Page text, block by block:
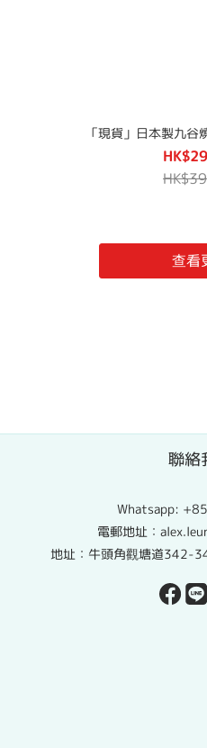
「現貨」日本製九
查看
聯絡
Whatsapp:
電郵地址：
地址：牛頭角觀塘道342-